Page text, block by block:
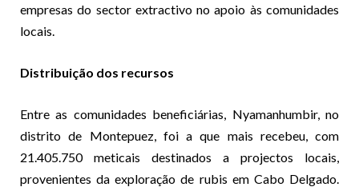
empresas do sector extractivo no apoio às comunidades
locais.
Distribuição dos recursos
Entre as comunidades beneficiárias, Nyamanhumbir, no
distrito de Montepuez, foi a que mais recebeu, com
21.405.750 meticais destinados a projectos locais,
provenientes da exploração de rubis em Cabo Delgado.